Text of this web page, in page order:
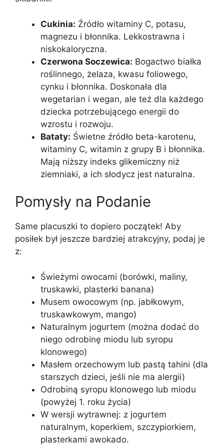
Cukinia: Źródło witaminy C, potasu,
magnezu i błonnika. Lekkostrawna i
niskokaloryczna.
Czerwona Soczewica: Bogactwo białka
roślinnego, żelaza, kwasu foliowego,
cynku i błonnika. Doskonała dla
wegetarian i wegan, ale też dla każdego
dziecka potrzebującego energii do
wzrostu i rozwoju.
Bataty: Świetne źródło beta-karotenu,
witaminy C, witamin z grupy B i błonnika.
Mają niższy indeks glikemiczny niż
ziemniaki, a ich słodycz jest naturalna.
Pomysły na Podanie
Same placuszki to dopiero początek! Aby
posiłek był jeszcze bardziej atrakcyjny, podaj je
z:
Świeżymi owocami (borówki, maliny,
truskawki, plasterki banana)
Musem owocowym (np. jabłkowym,
truskawkowym, mango)
Naturalnym jogurtem (można dodać do
niego odrobinę miodu lub syropu
klonowego)
Masłem orzechowym lub pastą tahini (dla
starszych dzieci, jeśli nie ma alergii)
Odrobiną syropu klonowego lub miodu
(powyżej 1. roku życia)
W wersji wytrawnej: z jogurtem
naturalnym, koperkiem, szczypiorkiem,
plasterkami awokado.